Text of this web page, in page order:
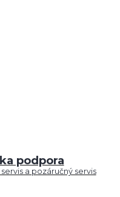
podpora
a pozáručný servis